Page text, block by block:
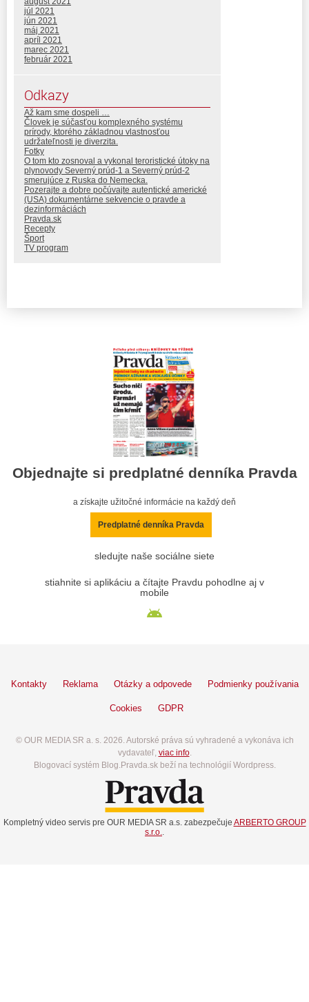
júl 2021
jún 2021
máj 2021
apríl 2021
marec 2021
február 2021
Odkazy
Až kam sme dospeli …
Človek je súčasťou komplexného systému
prírody, ktorého základnou vlastnosťou
udržateľnosti je diverzita.
Fotky
O tom kto zosnoval a vykonal teroristické útoky na
plynovody Severný prúd-1 a Severný prúd-2
smerujúce z Ruska do Nemecka.
Pozerajte a dobre počúvajte autentické americké
(USA) dokumentárne sekvencie o pravde a
dezinformáciách
Pravda.sk
Recepty
Šport
TV program
Objednajte si predplatné denníka Pravda
a získajte užitočné informácie na každý deň
Predplatné denníka Pravda
sledujte naše sociálne siete
stiahnite si aplikáciu a čítajte Pravdu pohodlne aj v
mobile
Kontakty Reklama Otázky a odpovede Podmienky používania
Cookies GDPR
© OUR MEDIA SR a. s. 2026. Autorské práva sú vyhradené a vykonáva ich
vydavateľ, viac info.
Blogovací systém Blog.Pravda.sk beží na technológií Wordpress.
Kompletný video servis pre OUR MEDIA SR a.s. zabezpečuje ARBERTO GROUP
s.r.o.